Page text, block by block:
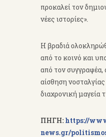
προκαλεί τον
νέες ιστορίες».
Η βραδιά
από το κοινό και
από τον
αίσθηση
διαχρονική μαγεία
ΠΗΓΗ: https://
news.gr/